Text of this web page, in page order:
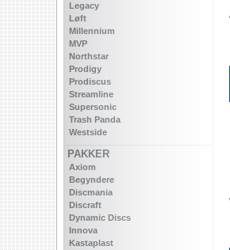
Legacy
Løft
Millennium
MVP
Northstar
Prodigy
Prodiscus
Streamline
Supersonic
Trash Panda
Westside
PAKKER
Axiom
Begyndere
Discmania
Discraft
Dynamic Discs
Innova
Kastaplast